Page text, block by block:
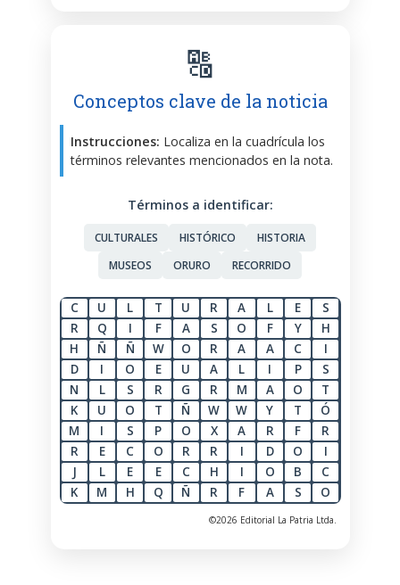
🔠
Conceptos clave de la noticia
Instrucciones: Localiza en la cuadrícula los
términos relevantes mencionados en la nota.
Términos a identificar:
CULTURALES HISTÓRICO
HISTORIA
MUSEOS
ORURO RECORRIDO
C U L T U R A L E
S
R
Q I F A S O F Y
H
H
Ñ Ñ W O R A A C
I
D
I O E U A L I P
S
N
L S R G R M A O
T
K
U O T Ñ W W Y T
Ó
M
I S P O X A R F
R
R
E C O R R I D O
I
J
L E E C H I O B
C
K
M H Q Ñ R F A S O
©2026 Editorial La Patria Ltda.